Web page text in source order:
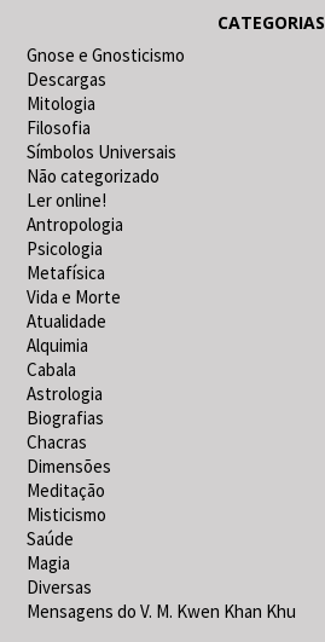
CATEGORIAS
Gnose e Gnosticismo
Descargas
Mitologia
Filosofia
Símbolos Universais
Não categorizado
Ler online!
Antropologia
Psicologia
Metafísica
Vida e Morte
Atualidade
Alquimia
Cabala
Astrologia
Biografias
Chacras
Dimensões
Meditação
Misticismo
Saúde
Magia
Diversas
Mensagens do V. M. Kwen Khan Khu